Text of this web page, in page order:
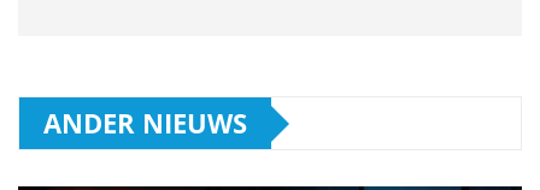
ANDER NIEUWS